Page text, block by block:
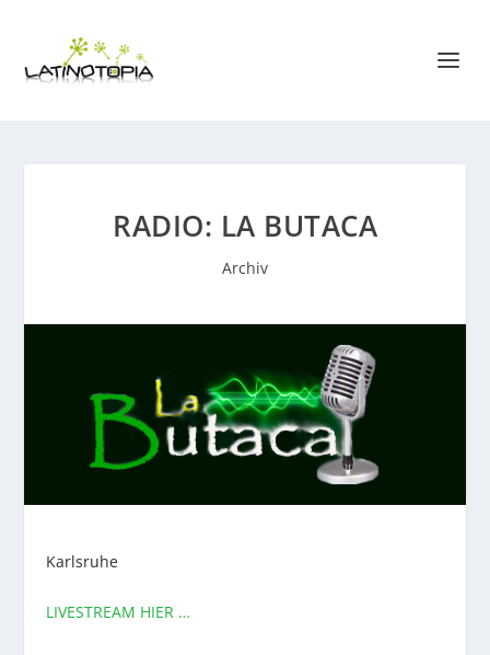
RADIO: LA BUTACA
Archiv
Karlsruhe
LIVESTREAM HIER …